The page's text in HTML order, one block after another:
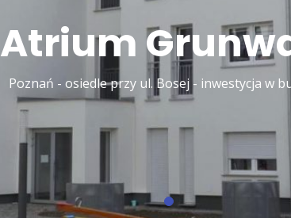
Atrium
Poznań - osiedle przy ul. Bosej - inwestycja w